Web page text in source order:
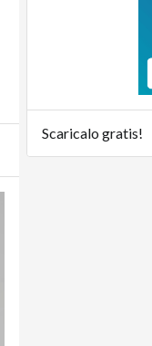
Scaricalo gratis!